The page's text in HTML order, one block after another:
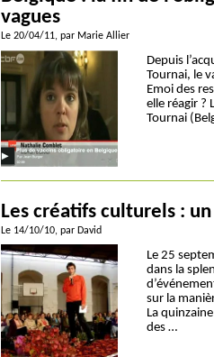
vagues
Le 20/04/11, par Marie Allier
Depuis
Tournai, le
Emoi des
elle réagir ?
Tournai
Les créatifs culturels :
Le 14/10/10, par David
Le 25
dans la
sur la
La
des …